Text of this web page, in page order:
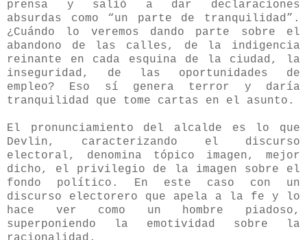
prensa y salió a dar declaraciones
absurdas como “un parte de tranquilidad”.
¿Cuándo lo veremos dando parte sobre el
abandono de las calles, de la indigencia
reinante en cada esquina de la ciudad, la
inseguridad, de las oportunidades de
empleo? Eso sí genera terror y daría
tranquilidad que tome cartas en el asunto.
El pronunciamiento del alcalde es lo que
Devlin, caracterizando el discurso
electoral, denomina tópico imagen, mejor
dicho, el privilegio de la imagen sobre el
fondo político. En este caso con un
discurso electorero que apela a la fe y lo
hace ver como un hombre piadoso,
superponiendo la emotividad sobre la